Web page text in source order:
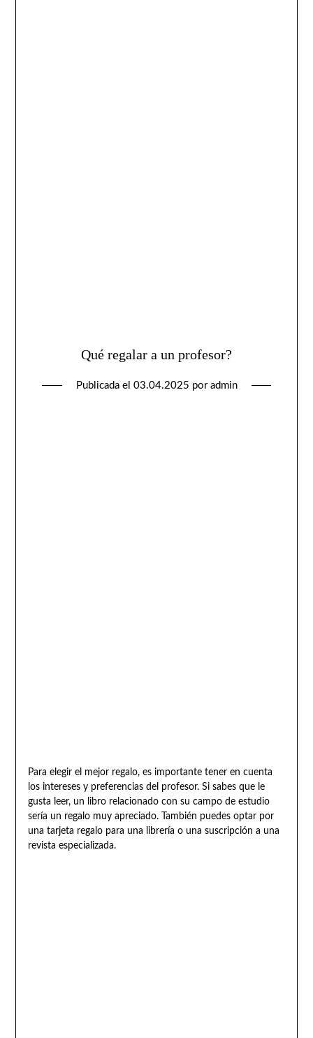
Qué regalar a un profesor?
Publicada el 03.04.2025 por admin
Para elegir el mejor regalo, es importante tener en cuenta
los intereses y preferencias del profesor. Si sabes que le
gusta leer, un libro relacionado con su campo de estudio
sería un regalo muy apreciado. También puedes optar por
una tarjeta regalo para una librería o una suscripción a una
revista especializada.